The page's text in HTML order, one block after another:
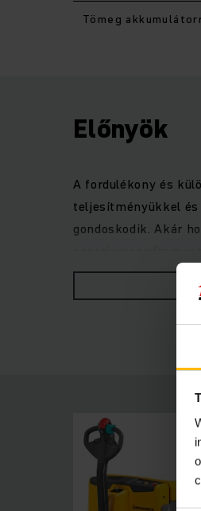
Tömeg
Előnyök
A fordulékony és
teljesítményükkel
gondoskodik. Akár
különösen fontos: A
között. Különösen
megbízható és